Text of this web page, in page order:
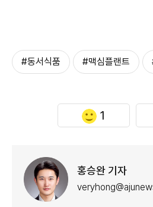
#동서식품 #맥심플랜트
1
홍승완 기자